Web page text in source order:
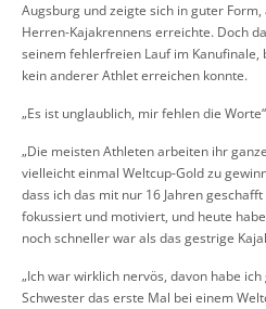
Augsburg und zeigte sich in guter
Herren-Kajakrennens erreichte. Doch
seinem fehlerfreien Lauf im Kanufinale,
kein anderer Athlet erreichen konnte.
„Es ist unglaublich, mir fehlen die
„Die meisten Athleten arbeiten ihr
vielleicht einmal Weltcup-Gold zu
dass ich das mit nur 16 Jahren
fokussiert und motiviert, und heute
noch schneller war als das gestrige
„Ich war wirklich nervös, davon habe
Schwester das erste Mal bei einem